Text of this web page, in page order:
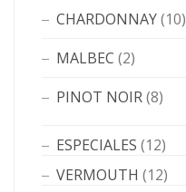
CHARDONNAY(10)
MALBEC (2)
PINOT NOIR(8)
ESPECIALES (12)
VERMOUTH (12)